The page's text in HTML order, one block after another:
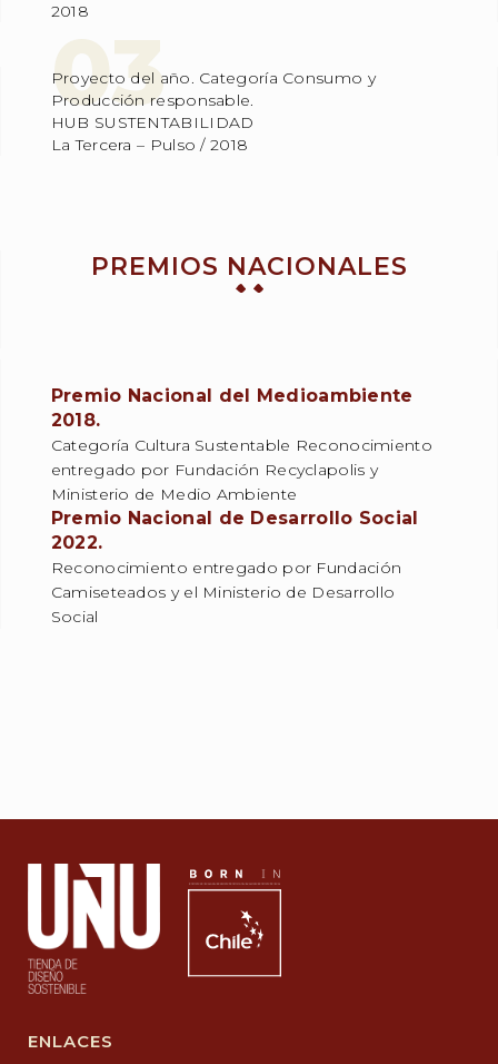
2018
Proyecto del año. Categoría Consumo y
Producción responsable.
HUB SUSTENTABILIDAD
La Tercera – Pulso / 2018
PREMIOS NACIONALES
Premio Nacional del Medioambiente
2018.
Categoría Cultura Sustentable Reconocimiento
entregado por Fundación Recyclapolis y
Ministerio de Medio Ambiente
Premio Nacional de Desarrollo Social
2022.
Reconocimiento entregado por Fundación
Camiseteados y el Ministerio de Desarrollo
Social
ENLACES